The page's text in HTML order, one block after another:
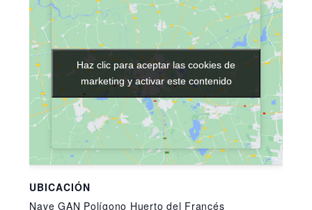
UBICACIÓN
Nave GAN Polígono Huerto del Francés
Haz clic para aceptar las cookies de
marketing y activar este contenido
Haz clic para aceptar las cookies de
marketing y activar este contenido